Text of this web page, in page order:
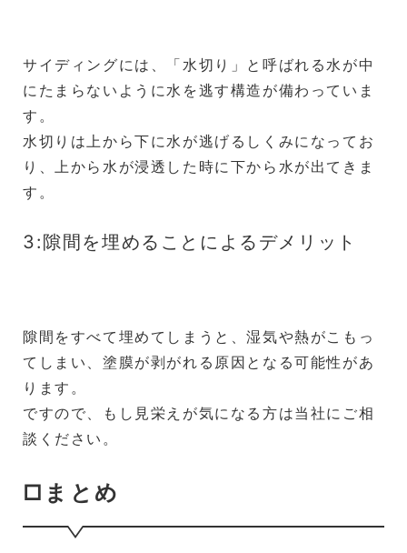
サイディングには、「水切り」と呼ばれる水が中
にたまらないように水を逃す構造が備わっていま
す。
水切りは上から下に水が逃げるしくみになってお
り、上から水が浸透した時に下から水が出てきま
す。
3:隙間を埋めることによるデメリット
隙間をすべて埋めてしまうと、湿気や熱がこもっ
てしまい、塗膜が剥がれる原因となる可能性があ
ります。
ですので、もし見栄えが気になる方は当社にご相
談ください。
□まとめ